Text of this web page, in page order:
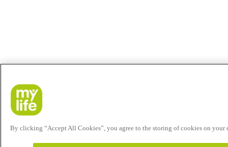
By clicking “Accept All Cookies”, you agree to the storing of cookies on your